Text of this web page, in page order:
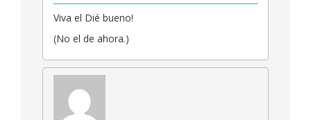
Viva el Dié bueno!
(No el de ahora.)